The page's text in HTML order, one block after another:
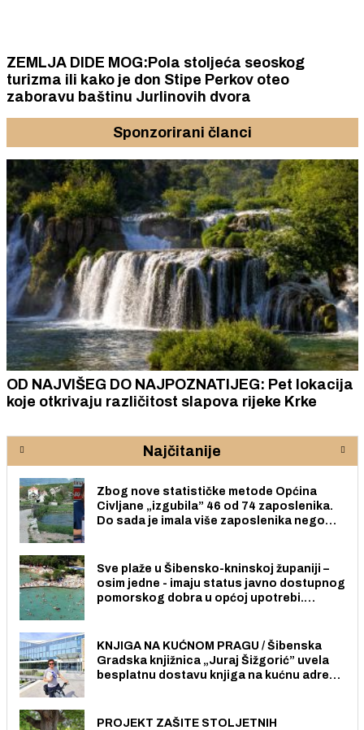
ZEMLJA DIDE MOG:Pola stoljeća seoskog
turizma ili kako je don Stipe Perkov oteo
zaboravu baštinu Jurlinovih dvora
Sponzorirani članci
OD NAJVIŠEG DO NAJPOZNATIJEG: Pet lokacija
koje otkrivaju različitost slapova rijeke Krke
Najčitanije
Zbog nove statističke metode Općina
Civljane „izgubila” 46 od 74 zaposlenika.
Do sada je imala više zaposlenika nego
Sve plaže u Šibensko-kninskoj županiji –
osim jedne - imaju status javno dostupnog
pomorskog dobra u općoj upotrebi.
KNJIGA NA KUĆNOM PRAGU / Šibenska
Gradska knjižnica „Juraj Šižgorić” uvela
besplatnu dostavu knjiga na kućnu adresu
PROJEKT ZAŠITE STOLJETNIH